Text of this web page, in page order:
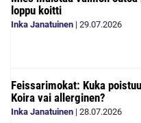
loppu koitti
Inka Janatuinen | 29.07.2026
Feissarimokat: Kuka
Koira vai allerginen?
Inka Janatuinen | 28.07.2026